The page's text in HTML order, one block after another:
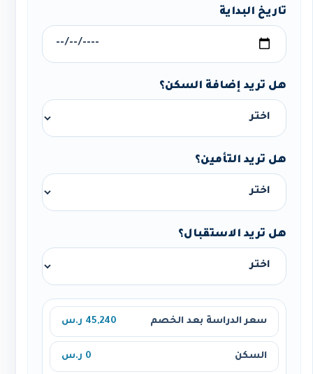
تاريخ البداية
هل تريد إضافة السكن؟
هل تريد التأمين؟
هل تريد الاستقبال؟
سعر الدراسة بعد الخصم 45,240 ر.س
السكن 0 ر.س